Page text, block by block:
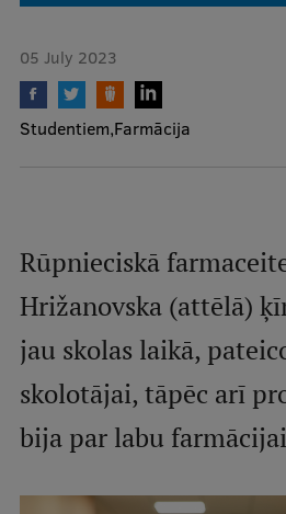
Mobile
galvenā
izvēlne
Study Here
Doctoral Studies
Graduate Medical Training
Admissions
Your Start in Riga
Why choose RSU?
05 July 2023
Studentiem Farmācija
Rūpnieciskā
Hrižanovska (attēlā)
jau skolas laikā,
skolotājai, tāpēc arī
bija par labu